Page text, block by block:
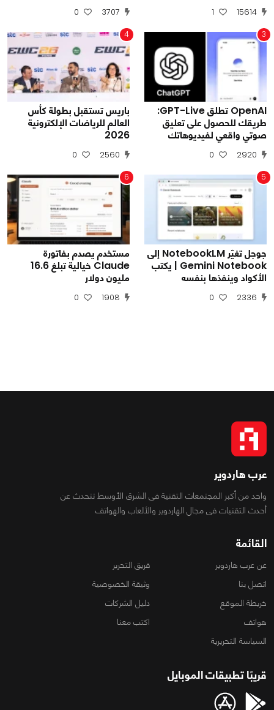
15614
1
3707
0
3
OpenAI تطلق GPT-Live:
طريقك للحصول على تعليق
صوتي واقعي لفيديوهاتك
2920
0
4
باريس تستقبل بطولة كأس
العالم للرياضات الإلكترونية
2026
2560
0
5
جوجل تغيّر NotebookLM إلى
Gemini Notebook | يكتب
الأكواد وينفذها بنفسه
2336
0
6
مستخدم يصدم بفاتورة
Claude خيالية تبلغ 16.6
مليون دولار
1908
0
عرب هاردوير
واحد من أكبر المجتمعات التقنية فى الشرق الأوسط تتحدث عن
أحدث التقنيات فى مجال الهاردوير والألعاب والهواتف
القائمة
عن عرب هاردوير
فريق التحرير
اتصل بنا
وثيقة الخصوصية
خريطة الموقع
دليل الشركات
هواتف
اكتب معنا
السياسة التحريرية
قريبًا تطبيقات الموبايل